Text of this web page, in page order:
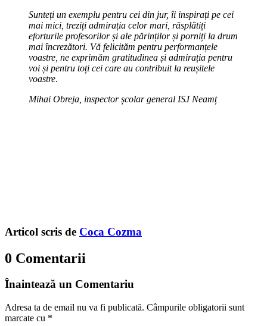
Sunteți un exemplu pentru cei din jur, îi inspirați pe cei
mai mici, treziți admirația celor mari, răsplătiți
eforturile profesorilor și ale părinților și porniți la drum
mai încrezători. Vă felicităm pentru performanțele
voastre, ne exprimăm gratitudinea și admirația pentru
voi și pentru toți cei care au contribuit la reușitele
voastre.
Mihai Obreja, inspector școlar general ISJ Neamț
Articol scris de Coca Cozma
0 Comentarii
Înaintează un Comentariu
Adresa ta de email nu va fi publicată. Câmpurile obligatorii sunt
marcate cu *